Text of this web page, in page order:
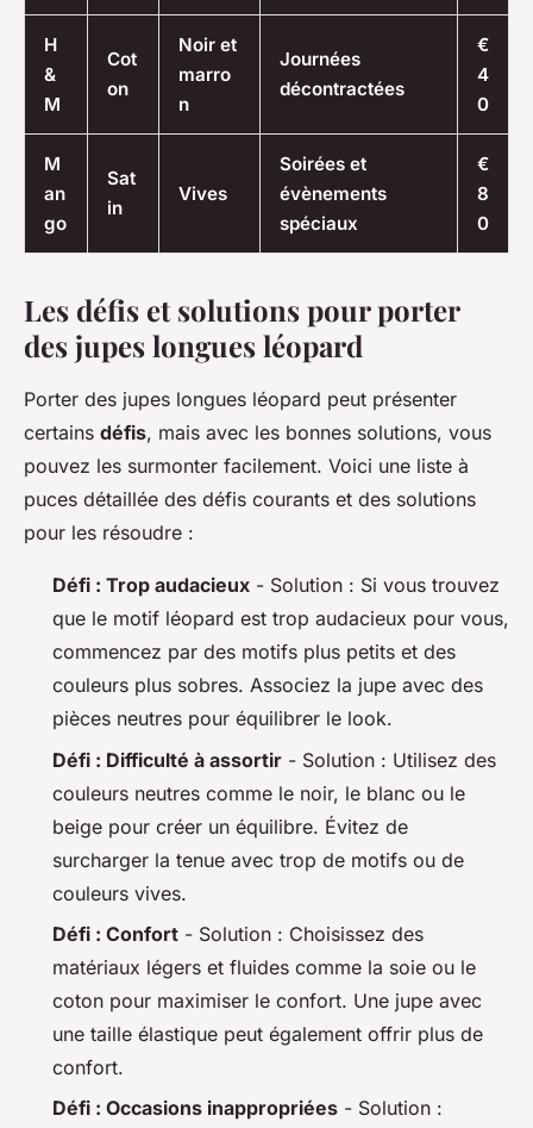
H
&
M
Cot
on
Noir et
marro
n
Journées
décontractées
€
4
0
M
an
go
Sat
in
Vives
Soirées et
évènements
spéciaux
€
8
0
Les défis et solutions pour porter
des jupes longues léopard
Porter des jupes longues léopard peut présenter
certains défis, mais avec les bonnes solutions, vous
pouvez les surmonter facilement. Voici une liste à
puces détaillée des défis courants et des solutions
pour les résoudre :
Défi : Trop audacieux - Solution : Si vous trouvez
que le motif léopard est trop audacieux pour vous,
commencez par des motifs plus petits et des
couleurs plus sobres. Associez la jupe avec des
pièces neutres pour équilibrer le look.
Défi : Difficulté à assortir - Solution : Utilisez des
couleurs neutres comme le noir, le blanc ou le
beige pour créer un équilibre. Évitez de
surcharger la tenue avec trop de motifs ou de
couleurs vives.
Défi : Confort - Solution : Choisissez des
matériaux légers et fluides comme la soie ou le
coton pour maximiser le confort. Une jupe avec
une taille élastique peut également offrir plus de
confort.
Défi : Occasions inappropriées - Solution :